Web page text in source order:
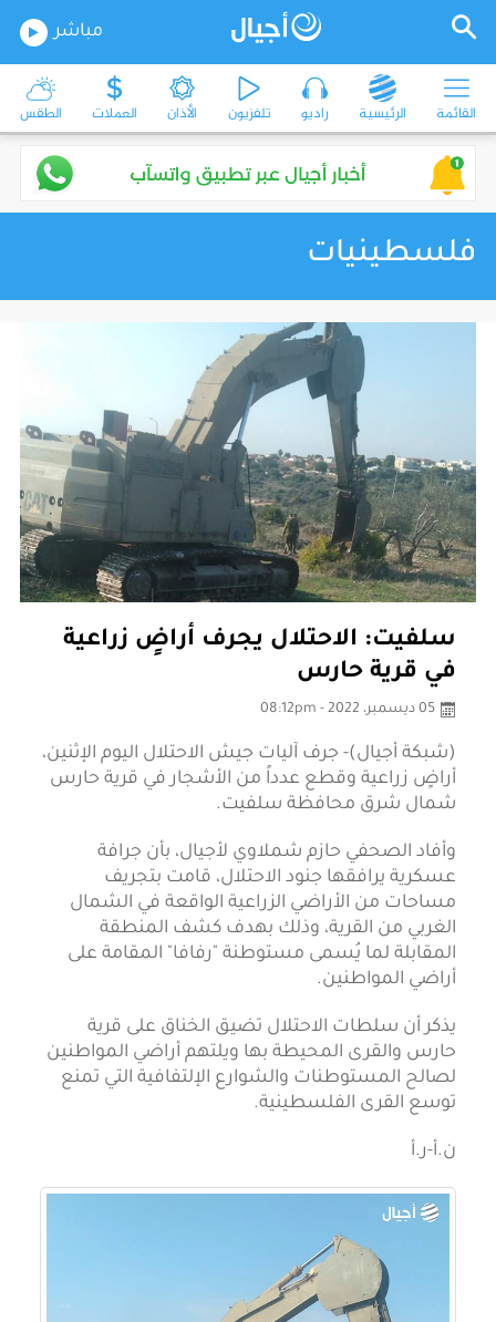
مباشر
القائمة الرئيسية راديو تلفزيون الأذان العملات الطقس
فلسطينيات
سلفيت: الاحتلال يجرف أراضٍ زراعية
في قرية حارس
05 ديسمبر، 2022 - 08:12pm
(شبكة أجيال)- جرف آليات جيش الاحتلال اليوم الإثنين،
أراضٍ زراعية وقطع عدداً من الأشجار في قرية حارس
شمال شرق محافظة سلفيت.
وأفاد الصحفي حازم شملاوي لأجيال، بأن جرافة
عسكرية يرافقها جنود الاحتلال، قامت بتجريف
مساحات من الأراضي الزراعية الواقعة في الشمال
الغربي من القرية، وذلك بهدف كشف المنطقة
المقابلة لما يُسمى مستوطنة "رفافا" المقامة على
أراضي المواطنين.
يذكر أن سلطات الاحتلال تضيق الخناق على قرية
حارس والقرى المحيطة بها ويلتهم أراضي المواطنين
لصالح المستوطنات والشوارع الإلتفافية التي تمنع
توسع القرى الفلسطينية.
ن.أ-ر.أ